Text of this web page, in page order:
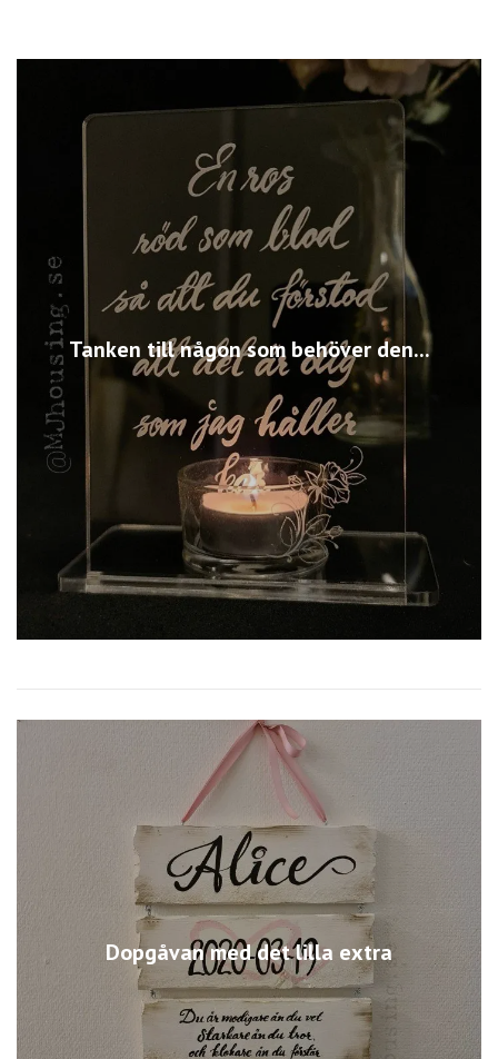
Tanken till någon som behöver den...
Dopgåvan med det lilla extra